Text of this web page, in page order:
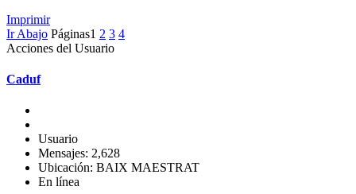
Imprimir
Ir Abajo Páginas1 2 3 4
Acciones del Usuario
Caduf
Usuario
Mensajes: 2,628
Ubicación: BAIX MAESTRAT
En línea